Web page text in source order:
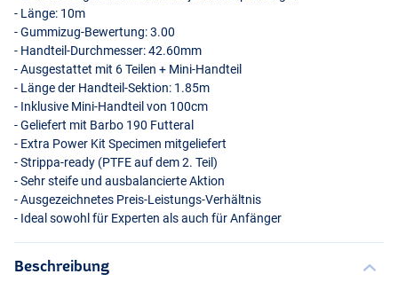
- Länge: 10m
- Gummizug-Bewertung: 3.00
- Handteil-Durchmesser: 42.60mm
- Ausgestattet mit 6 Teilen + Mini-Handteil
- Länge der Handteil-Sektion: 1.85m
- Inklusive Mini-Handteil von 100cm
- Geliefert mit Barbo 190 Futteral
- Extra Power Kit Specimen mitgeliefert
- Strippa-ready (PTFEauf dem 2. Teil)
- Sehr steife und ausbalancierte Aktion
- Ausgezeichnetes Preis-Leistungs-Verhältnis
- Ideal sowohl für Experten als auch für Anfänger
Beschreibung